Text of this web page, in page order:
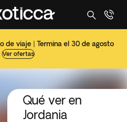
de viaje | Termina el 30 de agosto
Ver ofertas
Qué ver en
Jordania